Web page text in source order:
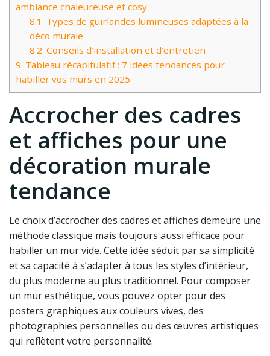
ambiance chaleureuse et cosy
8.1. Types de guirlandes lumineuses adaptées à la
déco murale
8.2. Conseils d’installation et d’entretien
9. Tableau récapitulatif : 7 idées tendances pour
habiller vos murs en 2025
Accrocher des cadres
et affiches pour une
décoration murale
tendance
Le choix d’accrocher des cadres et affiches demeure une
méthode classique mais toujours aussi efficace pour
habiller un mur vide. Cette idée séduit par sa simplicité
et sa capacité à s’adapter à tous les styles d’intérieur,
du plus moderne au plus traditionnel. Pour composer
un mur esthétique, vous pouvez opter pour des
posters graphiques aux couleurs vives, des
photographies personnelles ou des œuvres artistiques
qui reflètent votre personnalité.